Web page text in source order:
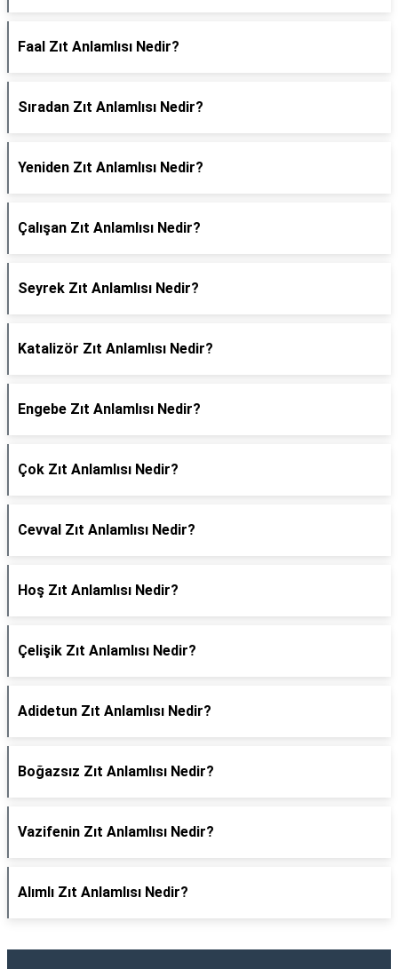
Faal Zıt Anlamlısı Nedir?
Sıradan Zıt Anlamlısı Nedir?
Yeniden Zıt Anlamlısı Nedir?
Çalışan Zıt Anlamlısı Nedir?
Seyrek Zıt Anlamlısı Nedir?
Katalizör Zıt Anlamlısı Nedir?
Engebe Zıt Anlamlısı Nedir?
Çok Zıt Anlamlısı Nedir?
Cevval Zıt Anlamlısı Nedir?
Hoş Zıt Anlamlısı Nedir?
Çelişik Zıt Anlamlısı Nedir?
Adidetun Zıt Anlamlısı Nedir?
Boğazsız Zıt Anlamlısı Nedir?
Vazifenin Zıt Anlamlısı Nedir?
Alımlı Zıt Anlamlısı Nedir?